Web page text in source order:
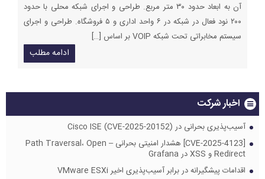
آن به ابعاد حدود ۳۰ متر مربع. طراحی و اجرای شبکه محلی با حدود
۲۰۰ نود فعال در شبکه در ۶ واحد اداری و ۵ فروشگاه. طراحی و اجرای
سیستم مخابراتی تحت شبکه VOIP بر اساس […]
ادامه مطلب
اخبار شرکت
آسیب‌پذیری بحرانی در Cisco ISE (CVE-2025-20152)
[CVE-2025-4123] هشدار امنیتی بحرانی – Path Traversal، Open
Redirect و XSS در Grafana
اقدامات پیشگیرانه در برابر آسیب‌پذیری اخیر VMware ESXi